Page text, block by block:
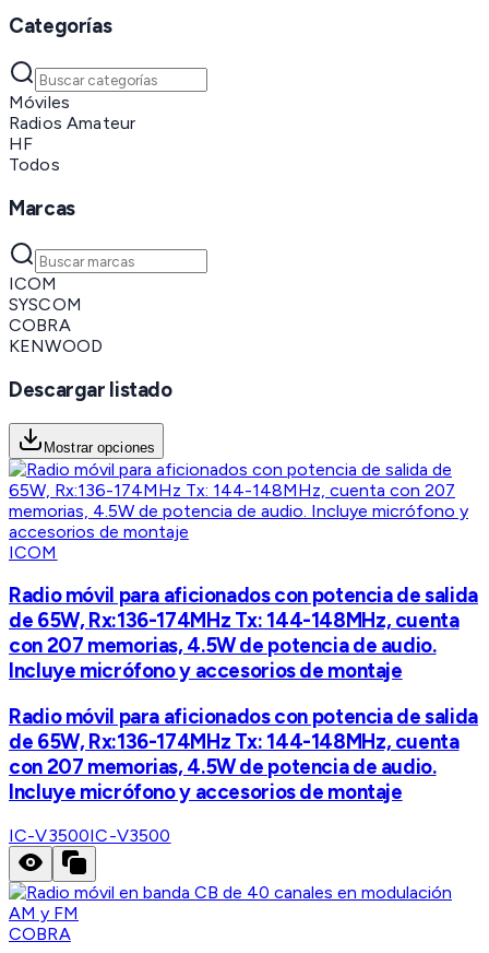
Categorías
Móviles
Radios Amateur
HF
Todos
Marcas
ICOM
SYSCOM
COBRA
KENWOOD
Descargar listado
Mostrar opciones
ICOM
Radio móvil para aficionados con potencia de salida
de 65W, Rx:136-174MHz Tx: 144-148MHz, cuenta
con 207 memorias, 4.5W de potencia de audio.
Incluye micrófono y accesorios de montaje
Radio móvil para aficionados con potencia de salida
de 65W, Rx:136-174MHz Tx: 144-148MHz, cuenta
con 207 memorias, 4.5W de potencia de audio.
Incluye micrófono y accesorios de montaje
IC-V3500IC-V3500
COBRA